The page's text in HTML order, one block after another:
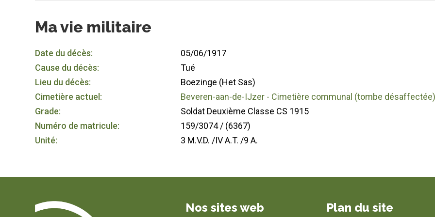
Ma vie militaire
Date du décès:
05/06/1917
Cause du décès:
Tué
Lieu du décès:
Boezinge (Het Sas)
Cimetière actuel:
Beveren-aan-de-IJzer - Cimetière communal (tombe désaffectée)
Grade:
Soldat Deuxième Classe CS 1915
Numéro de matricule:
159/3074 / (6367)
Unité:
3 M.V.D. /IV A.T. /9 A.
Nos sites web Plan du site